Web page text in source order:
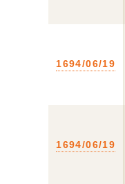
1694/06/19
1694/06/19